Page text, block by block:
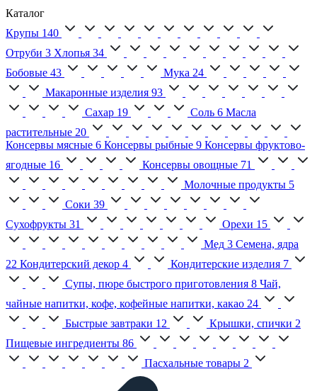
Каталог
Крупы 140
Отруби 3 Хлопья 34
Бобовые 43 Мука 24
Макаронные изделия 93
Сахар 19 Соль 6 Масла
растительные 20
Консервы мясные 6 Консервы рыбные 9 Консервы фруктово-
ягодные 16 Консервы овощные 71
Молочные продукты 5
Соки 39
Сухофрукты 31 Орехи 15
Мед 3 Семена, ядра
22 Кондитерский декор 4 Кондитерские изделия 7
Супы, пюре быстрого приготовления 8 Чай,
чайные напитки, кофе, кофейные напитки, какао 24
Быстрые завтраки 12 Крышки, спички 2
Пищевые ингредиенты 86
Пасхальные товары 2